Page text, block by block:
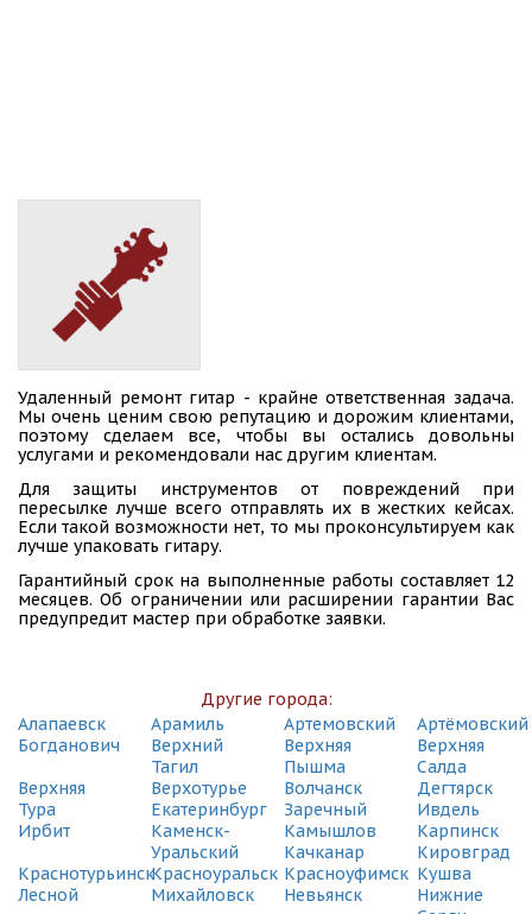
СДЭК
Екатеринбург, ул. Викулова, 39
(495) 128-95-59
СДЭК
Екатеринбург, ул. Восстания, 15
(495) 128-95-59
Екатеринбург, ул. Восточная, 19А
(495) 128-95-59
Екатеринбург, ул. Грибоедова, 9
(495) 128-95-59
СДЭК
Екатеринбург, ул. Гурзуфская, 15
(495) 128-95-59
СДЭК
Екатеринбург, ул. Донбасская, 20
(495) 128-95-59
СДЭК
Екатеринбург, ул. Карельская, 53
(495) 128-95-59
Удаленный ремонт гитар - крайне ответственная задача.
Мы очень ценим свою репутацию и дорожим клиентами,
поэтому сделаем все, чтобы вы остались довольны
услугами и рекомендовали нас другим клиентам.
Для защиты инструментов от повреждений при
пересылке лучше всего отправлять их в жестких кейсах.
Если такой возможности нет, то мы проконсультируем как
лучше упаковать гитару.
Гарантийный срок на выполненные работы составляет 12
месяцев. Об ограничении или расширении гарантии Вас
предупредит мастер при обработке заявки.
Другие города:
Алапаевск
Арамиль Артемовский
Артёмовский
Богданович
Верхний
Тагил
Верхняя
Пышма
Верхняя
Салда
Верхняя
Тура
Верхотурье Волчанск
Дегтярск
Екатеринбург
Заречный
Ивдель
Ирбит
Каменск-
Уральский
Камышлов
Карпинск
Качканар
Кировград
КраснотурьинскКрасноуральск Красноуфимск Кушва
Лесной
Михайловск Невьянск
Нижние